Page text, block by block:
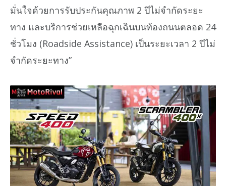
มั่นใจด้วยการรับประกันคุณภาพ 2 ปีไม่จำกัดระยะ
ทาง และบริการช่วยเหลือฉุกเฉินบนท้องถนนตลอด 24
ชั่วโมง (Roadside Assistance) เป็นระยะเวลา 2 ปีไม่
จำกัดระยะทาง”